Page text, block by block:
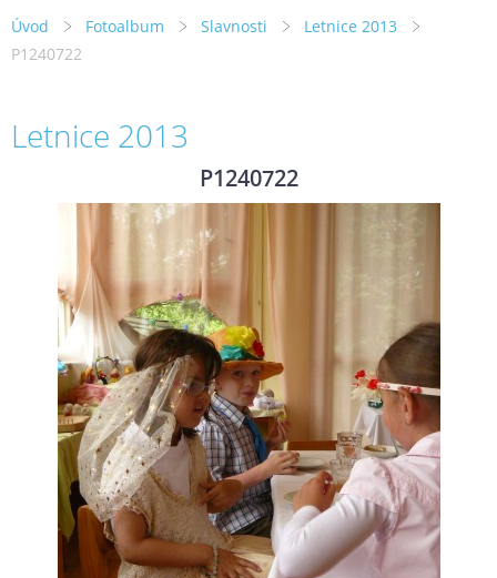
Úvod Fotoalbum Slavnosti
Letnice 2013
P1240722
Letnice 2013
P1240722